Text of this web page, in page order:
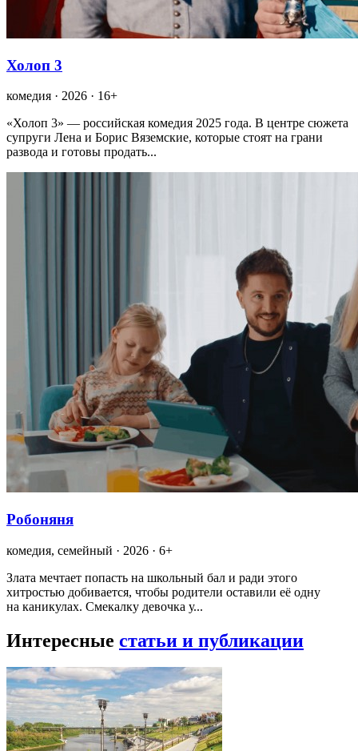
Холоп 3
комедия · 2026 · 16+
«Холоп 3» — российская комедия 2025 года. В центре сюжета
супруги Лена и Борис Вяземские, которые стоят на грани
развода и готовы продать...
Робоняня
комедия, семейный · 2026 · 6+
Злата мечтает попасть на школьный бал и ради этого
хитростью добивается, чтобы родители оставили её одну
на каникулах. Смекалку девочка у...
Интересные статьи и публикации